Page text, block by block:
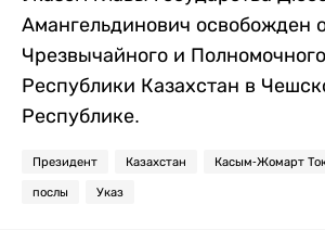
Амангельдинович освобожден
Чрезвычайного и
Республики Казахстан в
Республике.
Президент Казахстан Касым-Жомарт
послы Указ